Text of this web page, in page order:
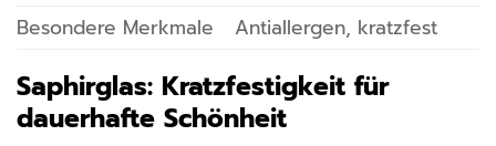
Besondere Merkmale
Antiallergen, kratzfest
Saphirglas: Kratzfestigkeit für
dauerhafte Schönheit